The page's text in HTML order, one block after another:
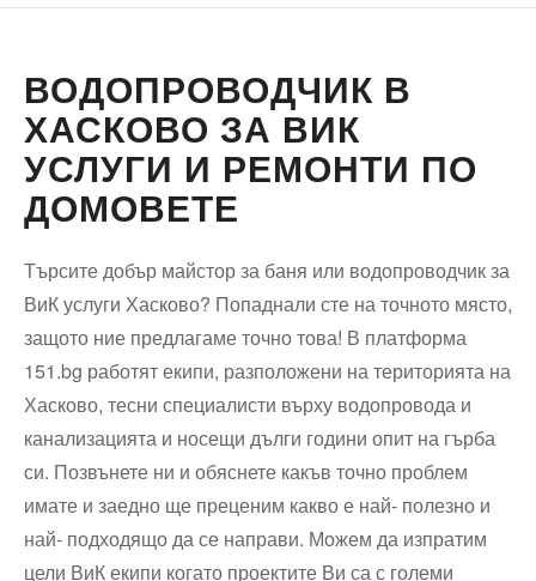
ВОДОПРОВОДЧИК В
ХАСКОВО ЗА ВИК
УСЛУГИ И РЕМОНТИ ПО
ДОМОВЕТЕ
Търсите добър майстор за баня или водопроводчик за
ВиК услуги Хасково? Попаднали сте на точното място,
защото ние предлагаме точно това! В платформа
151.bg работят екипи, разположени на територията на
Хасково, тесни специалисти върху водопровода и
канализацията и носещи дълги години опит на гърба
си. Позвънете ни и обяснете какъв точно проблем
имате и заедно ще преценим какво е най- полезно и
най- подходящо да се направи. Можем да изпратим
цели ВиК екипи когато проектите Ви са с големи